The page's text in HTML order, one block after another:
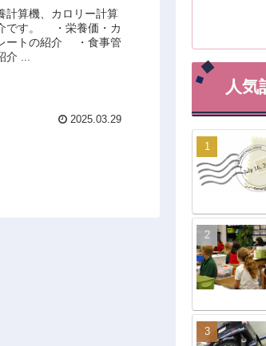
計算機、カロリー計算
です。 ・栄養価・カ
ートの紹介 ・食事管
...
2025.03.29
人気